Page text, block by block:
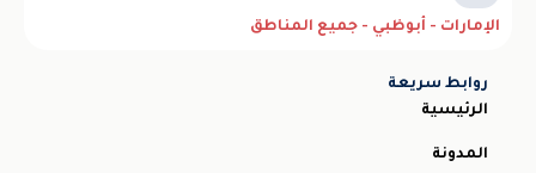
الإمارات - أبوظبي - جميع المناطق
روابط سريعة
الرئيسية
المدونة